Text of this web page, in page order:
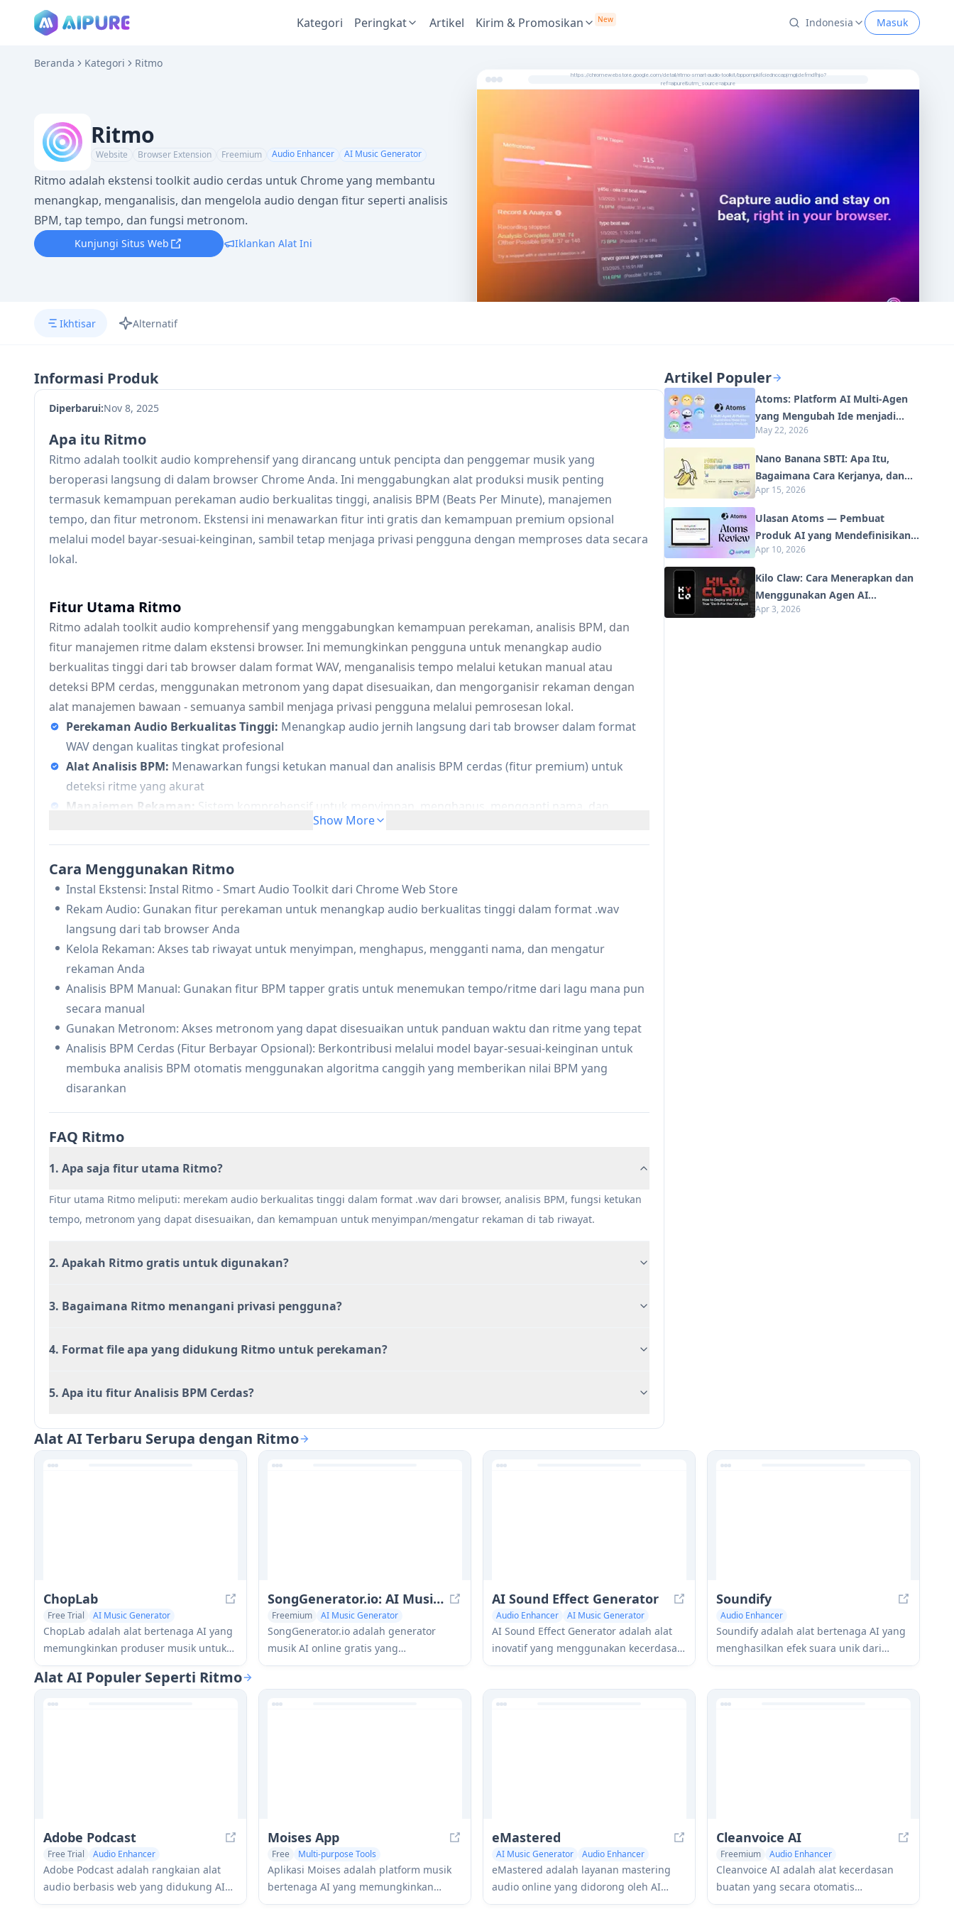
Kategori Peringkat Artikel Kirim & Promosikan New Indonesia Masuk
Beranda Kategori Ritmo
Ritmo
Website Browser Extension Freemium Audio Enhancer AI Music Generator
Ritmo adalah ekstensi toolkit audio cerdas untuk Chrome yang membantu
menangkap, menganalisis, dan mengelola audio dengan fitur seperti analisis
BPM, tap tempo, dan fungsi metronom.
Kunjungi Situs Web Iklankan Alat Ini
https://chromewebstore.google.com/detail/ritmo-smart-audio-toolkit/bppompklfciednccapjmgijdefmdfhjo?
ref=aipure&utm_source=aipure
Ikhtisar Alternatif
Informasi Produk
Diperbarui:Nov 8, 2025
Apa itu Ritmo
Ritmo adalah toolkit audio komprehensif yang dirancang untuk pencipta dan penggemar musik yang
beroperasi langsung di dalam browser Chrome Anda. Ini menggabungkan alat produksi musik penting
termasuk kemampuan perekaman audio berkualitas tinggi, analisis BPM (Beats Per Minute), manajemen
tempo, dan fitur metronom. Ekstensi ini menawarkan fitur inti gratis dan kemampuan premium opsional
melalui model bayar-sesuai-keinginan, sambil tetap menjaga privasi pengguna dengan memproses data secara
lokal.
Fitur Utama Ritmo
Ritmo adalah toolkit audio komprehensif yang menggabungkan kemampuan perekaman, analisis BPM, dan
fitur manajemen ritme dalam ekstensi browser. Ini memungkinkan pengguna untuk menangkap audio
berkualitas tinggi dari tab browser dalam format WAV, menganalisis tempo melalui ketukan manual atau
deteksi BPM cerdas, menggunakan metronom yang dapat disesuaikan, dan mengorganisir rekaman dengan
alat manajemen bawaan - semuanya sambil menjaga privasi pengguna melalui pemrosesan lokal.
Perekaman Audio Berkualitas Tinggi: Menangkap audio jernih langsung dari tab browser dalam format
WAV dengan kualitas tingkat profesional
Alat Analisis BPM: Menawarkan fungsi ketukan manual dan analisis BPM cerdas (fitur premium) untuk
deteksi ritme yang akurat
Manajemen Rekaman: Sistem komprehensif untuk menyimpan, menghapus, mengganti nama, dan
mengorganisir rekaman audio dalam tab riwayat yang didedikasikan
Metronom Bawaan:Fitur metronom yang dapat disesuaikan untuk waktu yang tepat dan latihan ritme
Kasus Penggunaan Ritmo
Produksi Musik: Musisi dan produser dapat merekam sampel audio, menganalisis tempo, dan menjaga
konsistensi ritme dalam proyek mereka
Pendidikan Musik: Guru dan siswa dapat menggunakan metronom dan alat analisis BPM untuk pelatihan
ritme dan sesi latihan
Kreator Konten: Podcaster dan kreator konten dapat menangkap audio berkualitas tinggi dari sumber
browser dan mengorganisir rekaman mereka dengan efisien
Koreografi Tari: Penari dan koreografer dapat menganalisis tempo lagu dan menggunakan metronom
untuk koordinasi gerakan
Kelebihan
Fokus pada privasi dengan pemrosesan lokal saja
Analisis BPM Cerdas memerlukan pembayaran tambahan
Terbatas pada sumber audio berbasis browser
Show More
Cara Menggunakan Ritmo
Instal Ekstensi: Instal Ritmo - Smart Audio Toolkit dari Chrome Web Store
Rekam Audio: Gunakan fitur perekaman untuk menangkap audio berkualitas tinggi dalam format .wav
langsung dari tab browser Anda
Kelola Rekaman: Akses tab riwayat untuk menyimpan, menghapus, mengganti nama, dan mengatur
rekaman Anda
Analisis BPM Manual: Gunakan fitur BPM tapper gratis untuk menemukan tempo/ritme dari lagu mana pun
secara manual
Gunakan Metronom: Akses metronom yang dapat disesuaikan untuk panduan waktu dan ritme yang tepat
Analisis BPM Cerdas (Fitur Berbayar Opsional): Berkontribusi melalui model bayar-sesuai-keinginan untuk
membuka analisis BPM otomatis menggunakan algoritma canggih yang memberikan nilai BPM yang
disarankan
FAQ Ritmo
1. Apa saja fitur utama Ritmo?
Fitur utama Ritmo meliputi: merekam audio berkualitas tinggi dalam format .wav dari browser, analisis BPM, fungsi ketukan
tempo, metronom yang dapat disesuaikan, dan kemampuan untuk menyimpan/mengatur rekaman di tab riwayat.
2. Apakah Ritmo gratis untuk digunakan?
3. Bagaimana Ritmo menangani privasi pengguna?
4. Format file apa yang didukung Ritmo untuk perekaman?
5. Apa itu fitur Analisis BPM Cerdas?
Artikel Populer
Atoms: Platform AI Multi-Agen
yang Mengubah Ide menjadi
Produk Siap Diluncurkan
May 22, 2026
Nano Banana SBTI: Apa Itu,
Bagaimana Cara Kerjanya, dan
Cara Menggunakannya di Tahun
Apr 15, 2026
Ulasan Atoms — Pembuat
Produk AI yang Mendefinisikan
Ulang Kreasi Digital di Tahun
Apr 10, 2026
Kilo Claw: Cara Menerapkan dan
Menggunakan Agen AI
"Lakukan-Untuk-Anda" Sejati
Apr 3, 2026
Alat AI Terbaru Serupa dengan Ritmo
ChopLab
Free Trial
AI Music Generator
Audio Enhancer
ChopLab adalah alat bertenaga AI yang
memungkinkan produser musik untuk
mengubah trek audio menjadi sampel
unik dan paket drum kustom melalui
proses pemisahan, isolasi, dan
SongGenerator.io: AI Music Generator Free Online
Freemium
AI Music Generator
Text to Music
Audio Enhancer
SongGenerator.io adalah generator
musik AI online gratis yang
memungkinkan pengguna untuk
dalam hitungan detik dengan
AI Sound Effect Generator
Audio Enhancer AI Music Generator
AI Sound Effect Generator adalah alat
inovatif yang menggunakan kecerdasan
buatan untuk segera menciptakan efek
disesuaikan dari prompt teks untuk
Soundify
Audio Enhancer
Soundify adalah alat bertenaga AI yang
menghasilkan efek suara unik dari
deskripsi teks, menawarkan klip audio
berbagai proyek kreatif.
Alat AI Populer Seperti Ritmo
Adobe Podcast
Free Trial
Audio Enhancer
AI Podcast Assistant
Adobe Podcast adalah rangkaian alat
audio berbasis web yang didukung AI
yang memungkinkan pengguna untuk
Moises App
Free
Multi-purpose Tools
AI Music Generator
Audio Enhancer
Aplikasi Moises adalah platform musik
bertenaga AI yang memungkinkan
musisi untuk memisahkan trek audio,
eMastered
AI Music Generator Audio Enhancer
eMastered adalah layanan mastering
audio online yang didorong oleh AI
yang menyediakan peningkatan suara
Cleanvoice AI
Freemium
Audio Enhancer
AI Noise Cancellation
Cleanvoice AI adalah alat kecerdasan
buatan yang secara otomatis
menghapus suara pengisi, gagap, suara